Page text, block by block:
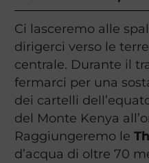
Ci lasceremo alle
dirigerci verso le
centrale. Durante il
fermarci per una
dei cartelli
del Monte Kenya
Raggiungeremo le
d’acqua di oltre 70